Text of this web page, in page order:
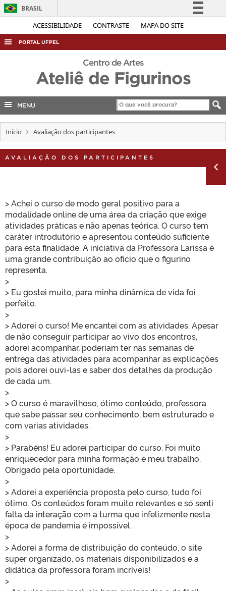
ACESSIBILIDADE CONTRASTE MAPA DO SITE
BRASIL
Simplifique!
Acesso à informação
Legislação
Canais
PORTAL UFPEL
ACESSO À INFORMAÇÃO
AUDITORIA
OUVIDORIA
Centro de Artes
Ateliê de Figurinos
MENU
Início Avaliação dos participantes
AVALIAÇÃO DOS PARTICIPANTES
> Achei o curso de modo geral positivo para a
modalidade online de uma área da criação que exige
atividades práticas e não apenas teórica. O curso tem
caráter introdutório e apresentou conteúdo suficiente
para esta finalidade. A iniciativa da Professora Larissa é
uma grande contribuição ao ofício que o figurino
representa.
>
> Eu gostei muito, para minha dinâmica de vida foi
perfeito.
>
> Adorei o curso! Me encantei com as atividades. Apesar
de não conseguir participar ao vivo dos encontros,
adorei acompanhar, poderiam ter nas semanas de
entrega das atividades para acompanhar as explicações
pois adorei ouvi-las e saber dos detalhes da produção
de cada um.
>
> O curso é maravilhoso, ótimo conteúdo, professora
que sabe passar seu conhecimento, bem estruturado e
com varias atividades.
>
> Parabéns! Eu adorei participar do curso. Foi muito
enriquecedor para minha formação e meu trabalho.
Obrigado pela oportunidade.
>
> Adorei a experiência proposta pelo curso, tudo foi
ótimo. Os conteúdos foram muito relevantes e só senti
falta da interação com a turma que infelizmente nesta
época de pandemia é impossível.
>
> Adorei a forma de distribuição do conteúdo, o site
super organizado, os materiais disponibilizados e a
didática da professora foram incríveis!
>